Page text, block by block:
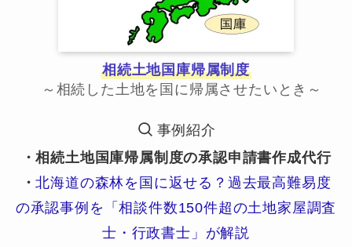
相続土地国庫帰属制度
～相続した土地を国に帰属させたいとき～
事例紹介
・相続土地国庫帰属制度の承認申請書作成代行
・北海道の森林を国に返せる？過去最高難易度
の承認事例を「相談件数150件超の土地家屋調査
士・行政書士」が解説